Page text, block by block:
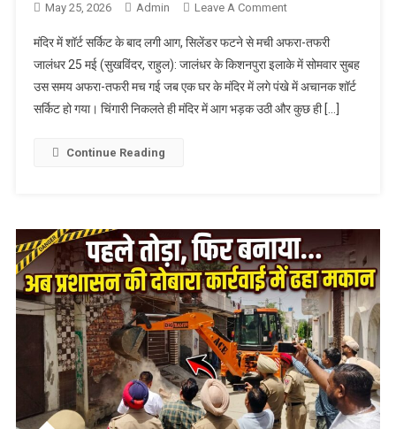
May 25, 2026 Admin Leave A CommentOn मंदिर में शॉर्ट सर्किट
सिलेंडर फटने से मची
अफरा-तफरी
मंदिर में शॉर्ट सर्किट के बाद लगी आग, सिलेंडर फटने से मची अफरा-तफरी
जालंधर 25 मई (सुखविंदर, राहुल): जालंधर के किशनपुरा इलाके में सोमवार सुबह
उस समय अफरा-तफरी मच गई जब एक घर के मंदिर में लगे पंखे में अचानक शॉर्ट
सर्किट हो गया। चिंगारी निकलते ही मंदिर में आग भड़क उठी और कुछ ही […]
Continue Reading